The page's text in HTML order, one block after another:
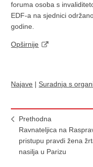
foruma osoba s
EDF-a na sjednici
godine.
Opširnije
Najave | Suradnja s
Prethodna
Ravnateljica na
pristupu pravdi žena
nasilja u Parizu